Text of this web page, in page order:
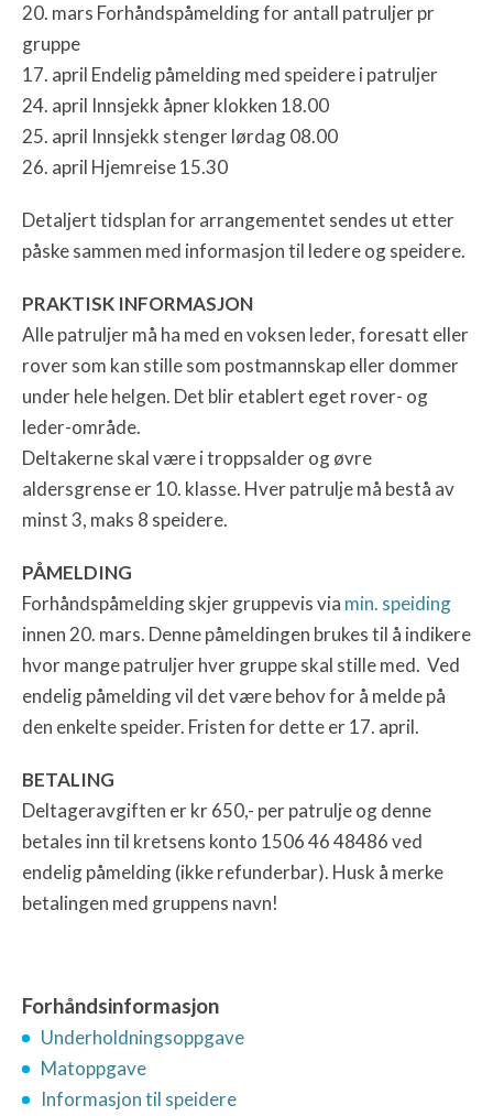
20. mars Forhåndspåmelding for antall patruljer pr
gruppe
17. april Endelig påmelding med speidere i patruljer
24. april Innsjekk åpner klokken 18.00
25. april Innsjekk stenger lørdag 08.00
26. april Hjemreise 15.30
Detaljert tidsplan for arrangementet sendes ut etter
påske sammen med informasjon til ledere og speidere.
PRAKTISK INFORMASJON
Alle patruljer må ha med en voksen leder, foresatt eller
rover som kan stille som postmannskap eller dommer
under hele helgen. Det blir etablert eget rover- og
leder-område.
Deltakerne skal være i troppsalder og øvre
aldersgrense er 10. klasse. Hver patrulje må bestå av
minst 3, maks 8 speidere.
PÅMELDING
Forhåndspåmelding skjer gruppevis via min. speiding
innen 20. mars. Denne påmeldingen brukes til å indikere
hvor mange patruljer hver gruppe skal stille med. Ved
endelig påmelding vil det være behov for å melde på
den enkelte speider. Fristen for dette er 17. april.
BETALING
Deltageravgiften er kr 650,- per patrulje og denne
betales inn til kretsens konto 1506 46 48486 ved
endelig påmelding (ikke refunderbar). Husk å merke
betalingen med gruppens navn!
Forhåndsinformasjon
Underholdningsoppgave
Matoppgave
Informasjon til speidere